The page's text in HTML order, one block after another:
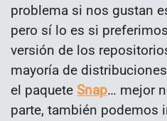
problema si nos gustan
pero sí lo es si
versión de los
mayoría de
el paquete Snap… mejor
parte, también podemos